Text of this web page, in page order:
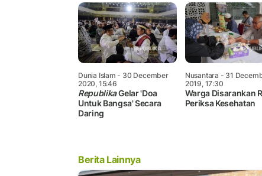
Dunia Islam - 30 December
2020, 15:46
RepublikaGelar 'Doa
Untuk Bangsa' Secara
Daring
Nusantara - 31
2019, 17:30
Warga Disarankan
Periksa Kesehatan
Berita Lainnya